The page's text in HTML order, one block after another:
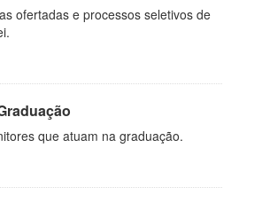
ofertadas e processos seletivos de
que atuam na graduação.